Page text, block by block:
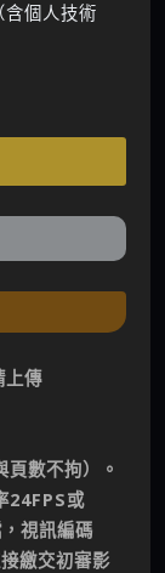
個人技術
上傳
數不拘）。
24FPS或
視訊編碼
繳交初審影